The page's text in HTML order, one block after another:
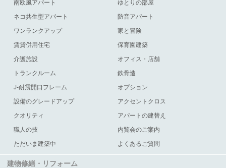
南欧風アパート
ゆとりの部屋
ネコ共生型アパート
防音アパート
ワンランクアップ
家と冒険
賃貸併用住宅
保育園建築
介護施設
オフィス・店舗
トランクルーム
鉄骨造
J-耐震開口フレーム
オプション
設備のグレードアップ
アクセントクロス
クオリティ
アパートの建替え
職人の技
内覧会のご案内
ただいま建築中
よくあるご質問
建物修繕・リフォーム